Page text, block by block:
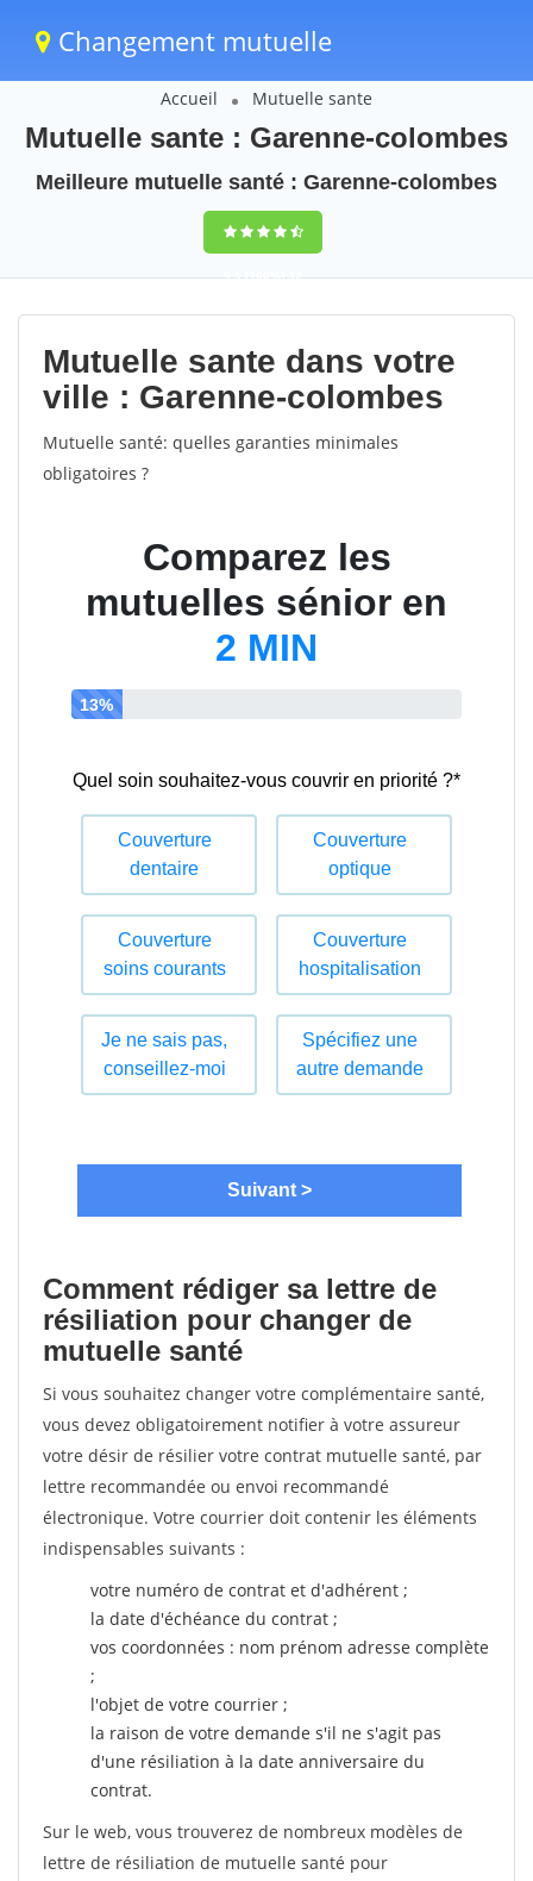
Changement mutuelle
Accueil Mutuelle sante
Mutuelle sante : Garenne-colombes
Meilleure mutuelle santé : Garenne-colombes
9,5(100%)32
votes
Mutuelle sante dans votre
ville : Garenne-colombes
Mutuelle santé: quelles garanties minimales
obligatoires ?
Comment rédiger sa lettre de
résiliation pour changer de
mutuelle santé
Si vous souhaitez changer votre complémentaire santé,
vous devez obligatoirement notifier à votre assureur
votre désir de résilier votre contrat mutuelle santé, par
lettre recommandée ou envoi recommandé
électronique. Votre courrier doit contenir les éléments
indispensables suivants :
votre numéro de contrat et d'adhérent ;
la date d'échéance du contrat ;
vos coordonnées : nom prénom adresse complète
;
l'objet de votre courrier ;
la raison de votre demande s'il ne s'agit pas
d'une résiliation à la date anniversaire du
contrat.
Sur le web, vous trouverez de nombreux modèles de
lettre de résiliation de mutuelle santé pour